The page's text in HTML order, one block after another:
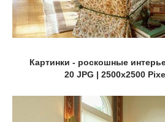
Картинки - роскошные
20 JPG | 2500x2500